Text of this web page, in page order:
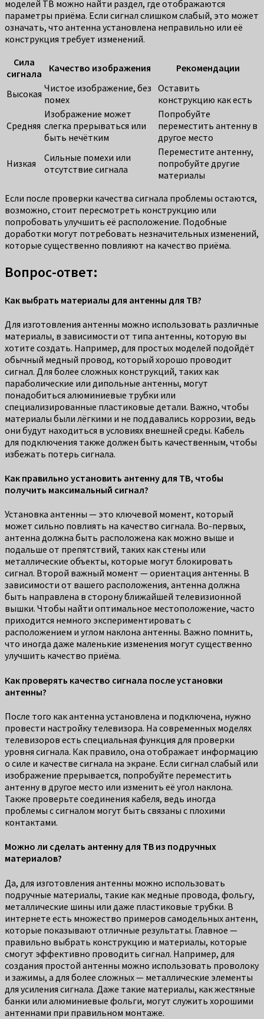
моделей ТВ можно найти раздел, где отображаются
параметры приёма. Если сигнал слишком слабый, это может
означать, что антенна установлена неправильно или её
конструкция требует изменений.
Сила
сигнала
Качество изображения Рекомендации
Высокая Чистое изображение, без
помех
Оставить
конструкцию как есть
Средняя
Изображение может
слегка прерываться или
быть нечётким
Попробуйте
переместить антенну в
другое место
Низкая
Сильные помехи или
отсутствие сигнала
Переместите антенну,
попробуйте другие
материалы
Если после проверки качества сигнала проблемы остаются,
возможно, стоит пересмотреть конструкцию или
попробовать улучшить её расположение. Подобные
доработки могут потребовать незначительных изменений,
которые существенно повлияют на качество приёма.
Вопрос-ответ:
Как выбрать материалы для антенны для ТВ?
Для изготовления антенны можно использовать различные
материалы, в зависимости от типа антенны, которую вы
хотите создать. Например, для простых моделей подойдёт
обычный медный провод, который хорошо проводит
сигнал. Для более сложных конструкций, таких как
параболические или дипольные антенны, могут
понадобиться алюминиевые трубки или
специализированные пластиковые детали. Важно, чтобы
материалы были лёгкими и не поддавались коррозии, ведь
они будут находиться в условиях внешней среды. Кабель
для подключения также должен быть качественным, чтобы
избежать потерь сигнала.
Как правильно установить антенну для ТВ, чтобы
получить максимальный сигнал?
Установка антенны — это ключевой момент, который
может сильно повлиять на качество сигнала. Во-первых,
антенна должна быть расположена как можно выше и
подальше от препятствий, таких как стены или
металлические объекты, которые могут блокировать
сигнал. Второй важный момент — ориентация антенны. В
зависимости от вашего расположения, антенна должна
быть направлена в сторону ближайшей телевизионной
вышки. Чтобы найти оптимальное местоположение, часто
приходится немного экспериментировать с
расположением и углом наклона антенны. Важно помнить,
что иногда даже маленькие изменения могут существенно
улучшить качество приёма.
Как проверять качество сигнала после установки
антенны?
После того как антенна установлена и подключена, нужно
провести настройку телевизора. На современных моделях
телевизоров есть специальная функция для проверки
уровня сигнала. Как правило, она отображает информацию
о силе и качестве сигнала на экране. Если сигнал слабый или
изображение прерывается, попробуйте переместить
антенну в другое место или изменить её угол наклона.
Также проверьте соединения кабеля, ведь иногда
проблемы с сигналом могут быть связаны с плохими
контактами.
Можно ли сделать антенну для ТВ из подручных
материалов?
Да, для изготовления антенны можно использовать
подручные материалы, такие как медные провода, фольгу,
металлические шины или даже пластиковые трубки. В
интернете есть множество примеров самодельных антенн,
которые показывают отличные результаты. Главное —
правильно выбрать конструкцию и материалы, которые
смогут эффективно проводить сигнал. Например, для
создания простой антенны можно использовать проволоку
и зажимы, а для более сложных — металлические элементы
для усиления сигнала. Даже такие материалы, как жестяные
банки или алюминиевые фольги, могут служить хорошими
антеннами при правильном монтаже.